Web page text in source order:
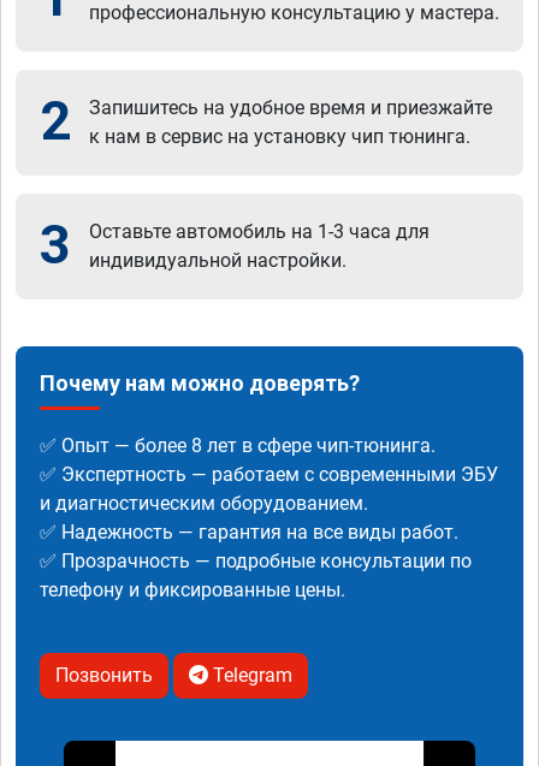
профессиональную консультацию у мастера.
2
Запишитесь на удобное время и приезжайте
к нам в сервис на установку чип тюнинга.
3
Оставьте автомобиль на 1-3 часа для
индивидуальной настройки.
Почему нам можно доверять?
✅ Опыт — более 8 лет в сфере чип-тюнинга.
✅ Экспертность — работаем с современными ЭБУ
и диагностическим оборудованием.
✅ Надежность — гарантия на все виды работ.
✅ Прозрачность — подробные консультации по
телефону и фиксированные цены.
Позвонить Telegram